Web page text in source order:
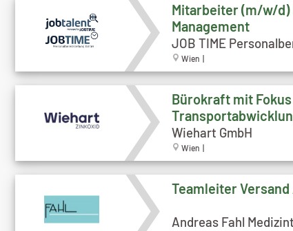
Mitarbeiter (m/w/d)
Management
JOB TIME
Wien |
Bürokraft mit
Wiehart GmbH
Wien |
Teamleiter
Andreas Fahl